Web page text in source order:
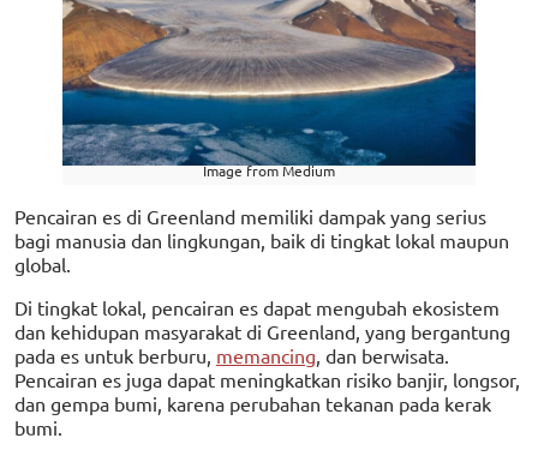
Image from Medium
Pencairan es di Greenland memiliki dampak yang serius
bagi manusia dan lingkungan, baik di tingkat lokal maupun
global.
Di tingkat lokal, pencairan es dapat mengubah ekosistem
dan kehidupan masyarakat di Greenland, yang bergantung
pada es untuk berburu, memancing , dan berwisata.
Pencairan es juga dapat meningkatkan risiko banjir, longsor,
dan gempa bumi, karena perubahan tekanan pada kerak
bumi.